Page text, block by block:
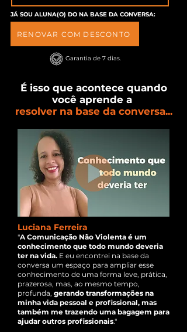
JÁ SOU ALUNA(O) DO NA BASE DA CONVERSA:
RENOVAR COM DESCONTO
Garantia de 7 dias.
É isso que acontece quando
você aprende a
resolver na base da conversa...
Luciana Ferreira
"A Comunicação Não Violenta é um
conhecimento que todo mundo deveria
ter na vida. E eu encontrei na base da
conversa um espaço para ampliar esse
conhecimento de uma forma leve, prática,
prazerosa, mas, ao mesmo tempo,
profunda, gerando transformações na
minha vida pessoal e profissional, mas
também me trazendo uma bagagem para
ajudar outros profissionais."